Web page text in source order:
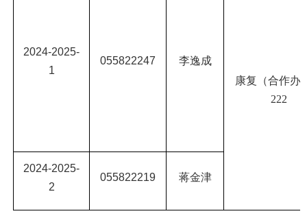
2024-2025-
1
055822247
李逸成
康复（合作办
222
2024-2025-
2
055822219 蒋金津